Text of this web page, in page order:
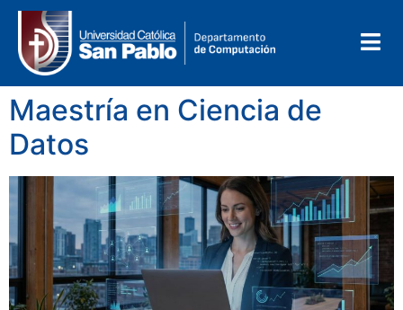
Maestría en Ciencia de
Datos